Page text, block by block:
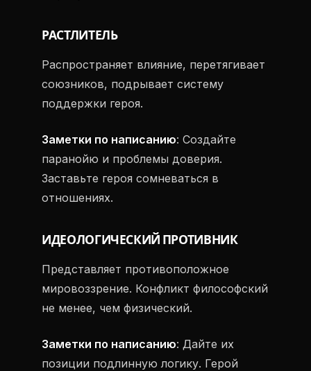
РАСТЛИТЕЛЬ
Распространяет влияние, перетягивает
союзников, подрывает систему
поддержки героя.
Заметки по написанию: Создайте
паранойю и проблемы доверия.
Заставьте героя сомневаться в
отношениях.
ИДЕОЛОГИЧЕСКИЙ ПРОТИВНИК
Представляет противоположное
мировоззрение. Конфликт философский
не менее, чем физический.
Заметки по написанию: Дайте их
позиции подлинную логику. Герой